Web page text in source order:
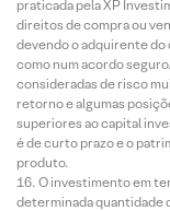
praticada pela XP
direitos de compra ou
devendo o adquirente do
como num acordo
consideradas de risco
retorno e algumas
superiores ao capital
é de curto prazo e o
produto.
O investimento em
determinada quantidade